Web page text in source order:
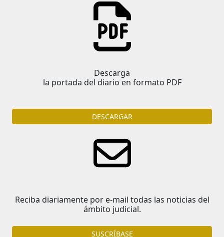
Descarga
la portada del diario en formato PDF
DESCARGAR
Reciba diariamente por e-mail todas las noticias del
ámbito judicial.
SUSCRÍBASE